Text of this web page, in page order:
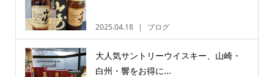
2025.04.18 ブログ
大人気サントリーウイスキー、山崎・
白州・響をお得に...